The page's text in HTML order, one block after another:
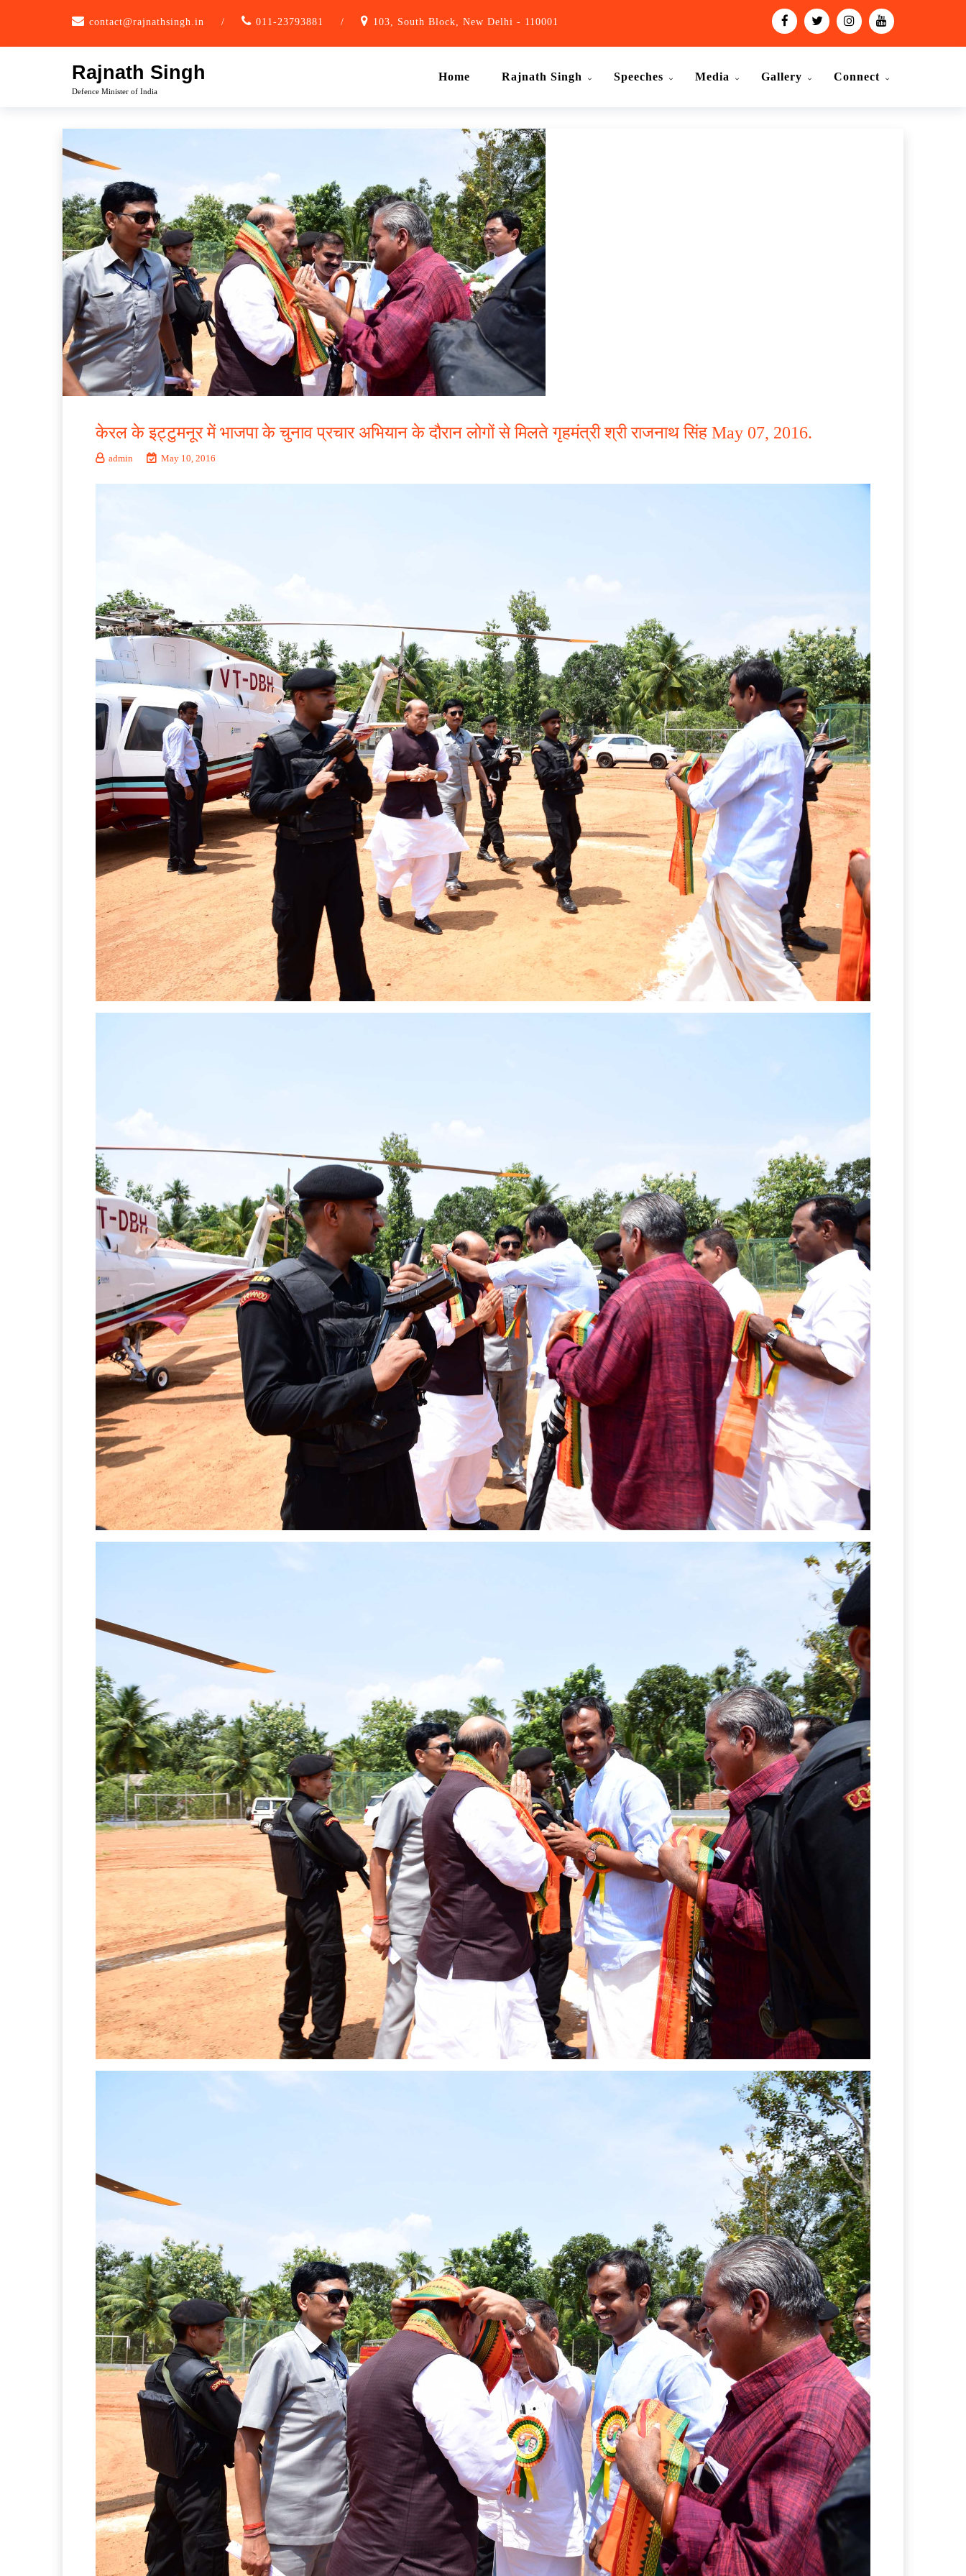
contact@rajnathsingh.in / 011-23793881 / 103, South Block, New Delhi - 110001
Rajnath Singh
Defence Minister of India
Home Rajnath Singh Speeches Media Gallery Connect
केरल के इट्टुमनूर में भाजपा के चुनाव प्रचार अभियान के दौरान लोगों से मिलते गृहमंत्री श्री राजनाथ सिंह May 07, 2016.
admin May 10, 2016